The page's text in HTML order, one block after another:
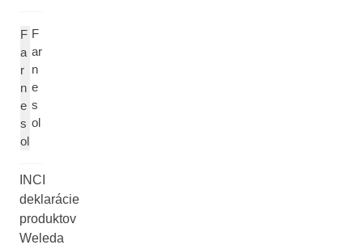
F
a
r
n
e
s
ol
F
ar
n
e
s
ol
INCI
deklarácie
produktov
Weleda